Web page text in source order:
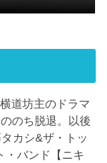
道坊主のドラマ
のち脱退。以後
カシ&ザ・トッ
・バンド【ニキ